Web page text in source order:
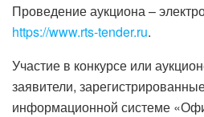
Проведение аукциона –
https://www.rts-tender.ru.
Участие в конкурсе или
заявители,
информационной системе